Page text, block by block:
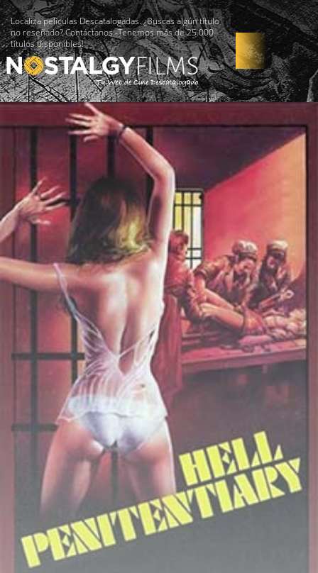
Localiza películas Descatalogadas. ¿Buscas algún título
no reseñado? Contáctanos -Tenemos más de 25.000
títulos disponibles!